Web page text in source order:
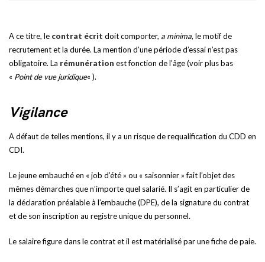
A ce titre, le contrat écrit doit comporter, a minima, le motif de
recrutement et la durée. La mention d’une période d’essai n’est pas
obligatoire. La rémunération est fonction de l’âge (voir plus bas
« Point de vue juridique« ).
Vigilance
A défaut de telles mentions, il y a un risque de requalification du CDD en
CDI.
Le jeune embauché en « job d’été » ou « saisonnier » fait l’objet des
mêmes démarches que n’importe quel salarié. Il s’agit en particulier de
la déclaration préalable à l’embauche (DPE), de la signature du contrat
et de son inscription au registre unique du personnel.
Le salaire figure dans le contrat et il est matérialisé par une fiche de paie.